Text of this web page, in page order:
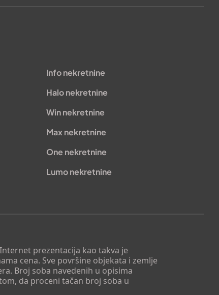
prezentacija kao takva je
cena. Sve površine objekata i zemlje
Broj soba navedenih u opisima
da proceni tačan broj soba u
Info nekretnine
Halo nekretnine
Win nekretnine
Max nekretnine
One nekretnine
Lumo nekretnine